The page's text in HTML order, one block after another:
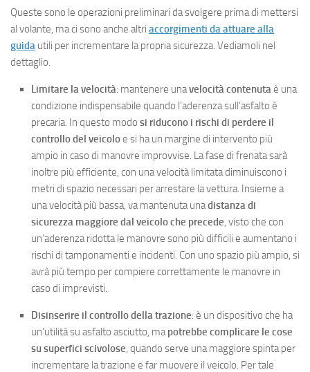
Queste sono le operazioni preliminari da svolgere prima di mettersi
al volante, ma ci sono anche altri accorgimenti da attuare alla
guida utili per incrementare la propria sicurezza. Vediamoli nel
dettaglio.
Limitare la velocità: mantenere unavelocità contenutaè una
condizione indispensabile quando l’aderenza sull’asfalto è
precaria. In questo modo si riducono i rischi di perdere il
controllo del veicoloe si ha un margine di intervento più
ampio in caso di manovre improvvise. La fase di frenata sarà
inoltre più efficiente, con una velocità limitata diminuiscono i
metri di spazio necessari per arrestare la vettura. Insieme a
una velocità più bassa, va mantenuta unadistanza di
sicurezza maggiore dal veicolo che precede, visto che con
un’aderenza ridotta le manovre sono più difficili e aumentano i
rischi di tamponamenti e incidenti. Con uno spazio più ampio, si
avrà più tempo per compiere correttamente le manovre in
caso di imprevisti.
Disinserire il controllo della trazione: è un dispositivo che ha
un’utilità su asfalto asciutto, mapotrebbe complicare le cose
su superfici scivolose, quando serve una maggiore spinta per
incrementare la trazione e far muovere il veicolo. Per tale